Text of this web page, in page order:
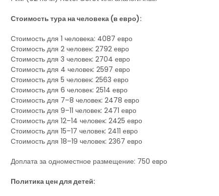
Стоимость тура на человека (в евро):
Стоимость для 1 человека: 4087 евро
Стоимость для 2 человек: 2792 евро
Стоимость для 3 человек: 2704 евро
Стоимость для 4 человек: 2597 евро
Стоимость для 5 человек: 2563 евро
Стоимость для 6 человек: 2514 евро
Стоимость для 7–8 человек: 2478 евро
Стоимость для 9–11 человек: 2471 евро
Стоимость для 12–14 человек: 2425 евро
Стоимость для 15–17 человек: 2411 евро
Стоимость для 18–19 человек: 2367 евро
Доплата за одноместное размещение: 750 евро
Политика цен для детей: